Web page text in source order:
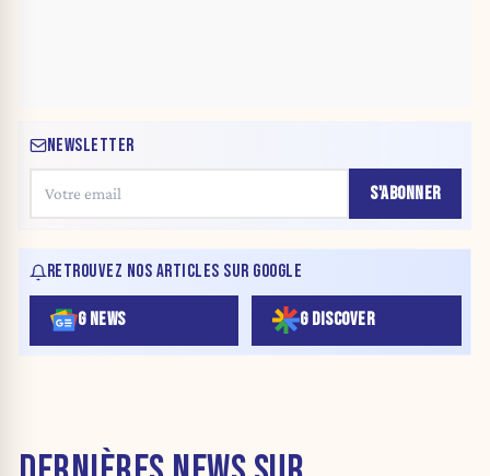
NEWSLETTER
S'ABONNER
RETROUVEZ NOS ARTICLES SUR GOOGLE
G NEWS G DISCOVER